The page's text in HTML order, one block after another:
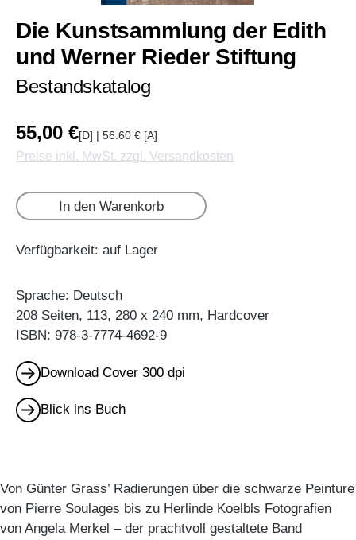
Die Kunstsammlung der Edith
und Werner Rieder Stiftung
Bestandskatalog
55,00 €[D] | 56.60 € [A]
Preise inkl. MwSt. zzgl. Versandkosten
In den Warenkorb
Verfügbarkeit: auf Lager
Sprache: Deutsch
208 Seiten, 113, 280 x 240 mm, Hardcover
ISBN: 978-3-7774-4692-9
Download Cover 300 dpi
Blick ins Buch
Von Günter Grass’ Radierungen über die schwarze Peinture
von Pierre Soulages bis zu Herlinde Koelbls Fotografien
von Angela Merkel – der prachtvoll gestaltete Band